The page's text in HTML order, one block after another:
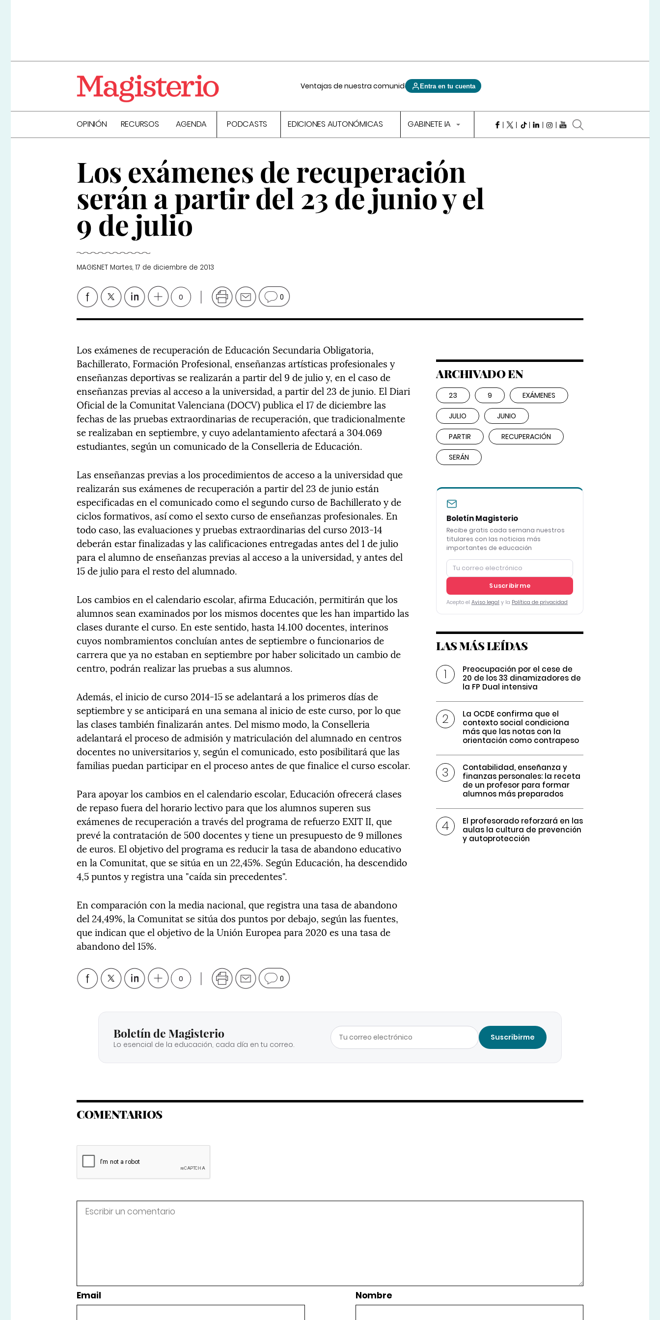
Ventajas de nuestra comunidad Entra en tu cuenta
OPINIÓN RECURSOS AGENDA PODCASTS EDICIONES AUTONÓMICAS GABINETE IA
Los exámenes de recuperación
serán a partir del 23 de junio y el
9 de julio
MAGISNET Martes, 17 de diciembre de 2013
0 0
Los exámenes de recuperación de Educación Secundaria Obligatoria,
Bachillerato, Formación Profesional, enseñanzas artísticas profesionales y
enseñanzas deportivas se realizarán a partir del 9 de julio y, en el caso de
enseñanzas previas al acceso a la universidad, a partir del 23 de junio. El Diari
Oficial de la Comunitat Valenciana (DOCV) publica el 17 de diciembre las
fechas de las pruebas extraordinarias de recuperación, que tradicionalmente
se realizaban en septiembre, y cuyo adelantamiento afectará a 304.069
estudiantes, según un comunicado de la Conselleria de Educación.
Las enseñanzas previas a los procedimientos de acceso a la universidad que
realizarán sus exámenes de recuperación a partir del 23 de junio están
especificadas en el comunicado como el segundo curso de Bachillerato y de
ciclos formativos, así como el sexto curso de enseñanzas profesionales. En
todo caso, las evaluaciones y pruebas extraordinarias del curso 2013-14
deberán estar finalizadas y las calificaciones entregadas antes del 1 de julio
para el alumno de enseñanzas previas al acceso a la universidad, y antes del
15 de julio para el resto del alumnado.
Los cambios en el calendario escolar, afirma Educación, permitirán que los
alumnos sean examinados por los mismos docentes que les han impartido las
clases durante el curso. En este sentido, hasta 14.100 docentes, interinos
cuyos nombramientos concluían antes de septiembre o funcionarios de
carrera que ya no estaban en septiembre por haber solicitado un cambio de
centro, podrán realizar las pruebas a sus alumnos.
Además, el inicio de curso 2014-15 se adelantará a los primeros días de
septiembre y se anticipará en una semana al inicio de este curso, por lo que
las clases también finalizarán antes. Del mismo modo, la Conselleria
adelantará el proceso de admisión y matriculación del alumnado en centros
docentes no universitarios y, según el comunicado, esto posibilitará que las
familias puedan participar en el proceso antes de que finalice el curso escolar.
Para apoyar los cambios en el calendario escolar, Educación ofrecerá clases
de repaso fuera del horario lectivo para que los alumnos superen sus
exámenes de recuperación a través del programa de refuerzo EXIT II, que
prevé la contratación de 500 docentes y tiene un presupuesto de 9 millones
de euros. El objetivo del programa es reducir la tasa de abandono educativo
en la Comunitat, que se sitúa en un 22,45%. Según Educación, ha descendido
4,5 puntos y registra una "caída sin precedentes".
En comparación con la media nacional, que registra una tasa de abandono
del 24,49%, la Comunitat se sitúa dos puntos por debajo, según las fuentes,
que indican que el objetivo de la Unión Europea para 2020 es una tasa de
abandono del 15%.
0 0
ARCHIVADO EN
23 9 EXÁMENES
JULIO JUNIO
PARTIR RECUPERACIÓN
SERÁN
Boletín Magisterio
Recibe gratis cada semana nuestros
titulares con las noticias más
importantes de educación
Suscribirme
Acepto el Aviso legal y la Política de privacidad
LAS MÁS LEÍDAS
Preocupación por el cese de
20 de los 33 dinamizadores de
la FP Dual intensiva
La OCDE confirma que el
contexto social condiciona
más que las notas con la
orientación como contrapeso
Contabilidad, enseñanza y
finanzas personales: la receta
de un profesor para formar
alumnos más preparados
El profesorado reforzará en las
aulas la cultura de prevención
y autoprotección
Boletín de Magisterio
Lo esencial de la educación, cada día en tu correo.
Suscribirme
COMENTARIOS
Email Nombre